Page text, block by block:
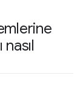
nasıl